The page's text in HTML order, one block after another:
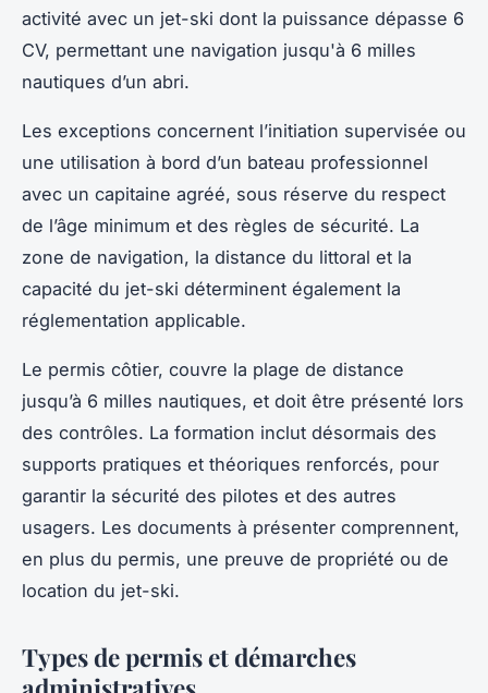
activité avec un jet-ski dont la puissance dépasse 6
CV, permettant une navigation jusqu'à 6 milles
nautiques d’un abri.
Les exceptions concernent l’initiation supervisée ou
une utilisation à bord d’un bateau professionnel
avec un capitaine agréé, sous réserve du respect
de l’âge minimum et des règles de sécurité. La
zone de navigation, la distance du littoral et la
capacité du jet-ski déterminent également la
réglementation applicable.
Le permis côtier, couvre la plage de distance
jusqu’à 6 milles nautiques, et doit être présenté lors
des contrôles. La formation inclut désormais des
supports pratiques et théoriques renforcés, pour
garantir la sécurité des pilotes et des autres
usagers. Les documents à présenter comprennent,
en plus du permis, une preuve de propriété ou de
location du jet-ski.
Types de permis et démarches